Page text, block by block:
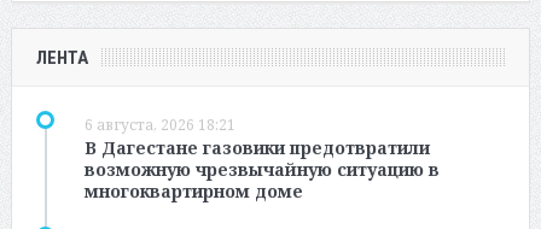
ЛЕНТА
6 августа, 2026 18:21
В Дагестане газовики предотвратили
возможную чрезвычайную ситуацию в
многоквартирном доме